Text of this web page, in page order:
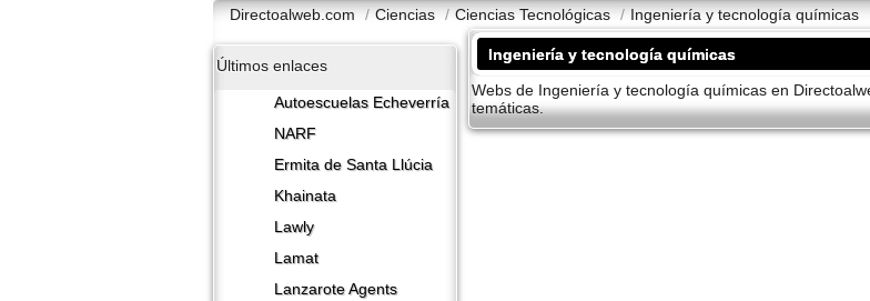
Directoalweb.com / Ciencias / Ciencias Tecnológicas / Ingenierí­a y tecnologí­a quí­micas
Últimos enlaces
Autoescuelas Echeverría
NARF
Ermita de Santa Llúcia
Khainata
Lawly
Lamat
Lanzarote​ Agents
Ingenierí­a y tecnologí­a quí­micas
Webs de Ingenierí­a y tecnologí­a quí­micas en
temáticas.